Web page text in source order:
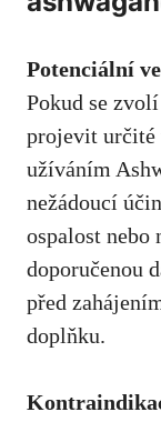
Potenciální
Pokud se
projevit určité
užíváním
nežádoucí
ospalost nebo
doporučenou
před
doplňku.